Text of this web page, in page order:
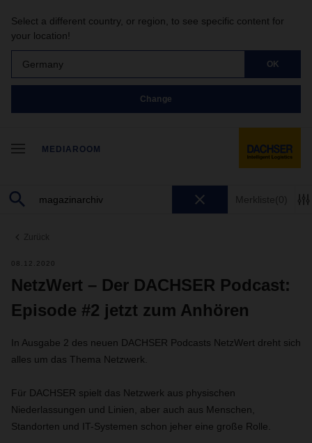
Select a different country, or region, to see specific content for
your location!
Germany OK
Change
MEDIAROOM
Merkliste(0)
Zurück
08.12.2020
NetzWert – Der DACHSER Podcast:
Episode #2 jetzt zum Anhören
In Ausgabe 2 des neuen DACHSER Podcasts NetzWert dreht sich
alles um das Thema Netzwerk.
Für DACHSER spielt das Netzwerk aus physischen
Niederlassungen und Linien, aber auch aus Menschen,
Standorten und IT-Systemen schon jeher eine große Rolle.